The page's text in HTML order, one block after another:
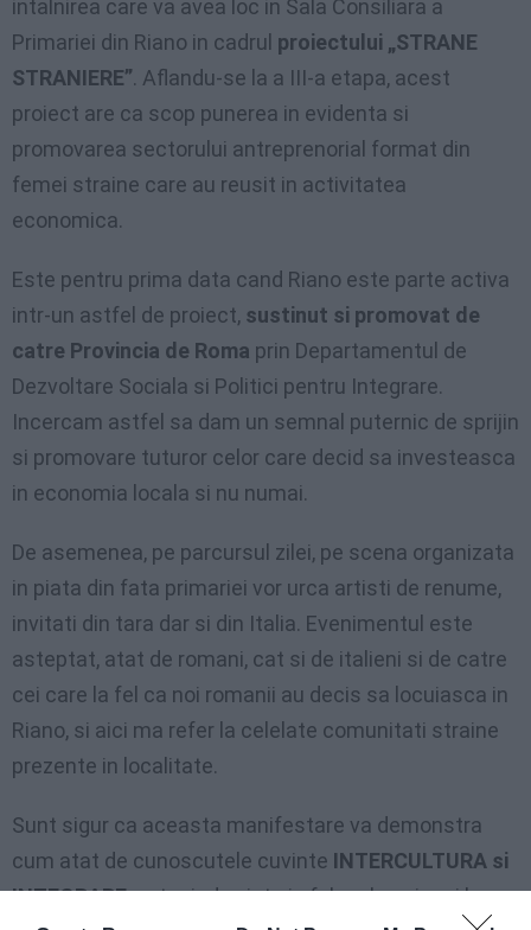
intalnirea care va avea loc in Sala Consiliara a
Primariei din Riano in cadrul proiectului „STRANE
STRANIERE”. Aflandu-se la a III-a etapa, acest
proiect are ca scop punerea in evidenta si
promovarea sectorului antreprenorial format din
femei straine care au reusit in activitatea
economica.
Este pentru prima data cand Riano este parte activa
intr-un astfel de proiect, sustinut si promovat de
catre Provincia de Roma prin Departamentul de
Dezvoltare Sociala si Politici pentru Integrare.
Incercam astfel sa dam un semnal puternic de sprijin
si promovare tuturor celor care decid sa investeasca
in economia locala si nu numai.
De asemenea, pe parcursul zilei, pe scena organizata
in piata din fata primariei vor urca artisti de renume,
invitati din tara dar si din Italia. Evenimentul este
asteptat, atat de romani, cat si de italieni si de catre
cei care la fel ca noi romanii au decis sa locuiasca in
Riano, si aici ma refer la celelate comunitati straine
prezente in localitate.
Sunt sigur ca aceasta manifestare va demonstra
cum atat de cunoscutele cuvinte INTERCULTURA si
INTEGRARE, pot prinde viata in folosul unei mai bune